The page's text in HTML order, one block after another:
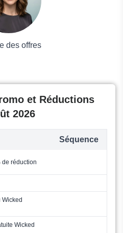
des offres
et Réductions
2026
Séquence
de réduction
Wicked
Wicked